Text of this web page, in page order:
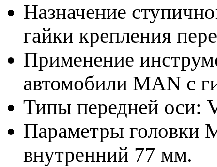
Назначение
гайки крепления
Применение
автомобили MAN с
Типы передней оси:
Параметры головки
внутренний 77 мм.